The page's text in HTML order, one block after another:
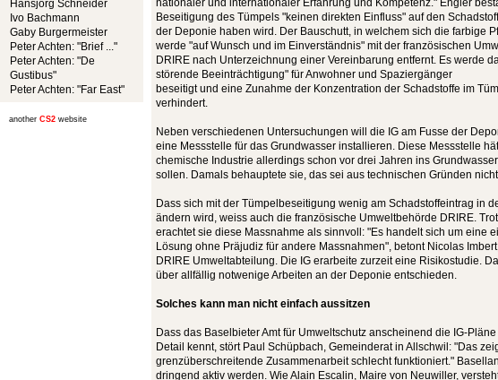
Hansjörg Schneider
Ivo Bachmann
Gaby Burgermeister
Peter Achten: "Brief ..."
Peter Achten: "De
Gustibus"
Peter Achten: "Far East"
another CS2 website
nationaler und internationaler Erfahrung und Kompetenz." Engler
Beseitigung des Tümpels "keinen direkten Einfluss" auf den
der Deponie haben wird. Der Bauschutt, in welchem sich die farbige
werde "auf Wunsch und im Einverständnis" mit der französischen
DRIRE nach Unterzeichnung einer Vereinbarung entfernt. Es werde
störende Beeinträchtigung" für Anwohner und Spaziergänger
beseitigt und eine Zunahme der Konzentration der Schadstoffe im
verhindert.
Neben verschiedenen Untersuchungen will die IG am Fusse der
eine Messstelle für das Grundwasser installieren. Diese Messstelle
chemische Industrie allerdings schon vor drei Jahren ins
sollen. Damals behauptete sie, das sei aus technischen Gründen
Dass sich mit der Tümpelbeseitigung wenig am Schadstoffeintrag in
ändern wird, weiss auch die französische Umweltbehörde DRIRE.
erachtet sie diese Massnahme als sinnvoll: "Es handelt sich um eine
Lösung ohne Präjudiz für andere Massnahmen", betont Nicolas
DRIRE Umweltabteilung. Die IG erarbeite zurzeit eine Risikostudie.
über allfällig notwenige Arbeiten an der Deponie entschieden.
Solches kann man nicht einfach aussitzen
Dass das Baselbieter Amt für Umweltschutz anscheinend die IG-
Detail kennt, stört Paul Schüpbach, Gemeinderat in Allschwil: "Das
grenzüberschreitende Zusammenarbeit schlecht funktioniert."
dringend aktiv werden. Wie Alain Escalin, Maire von Neuwiller,